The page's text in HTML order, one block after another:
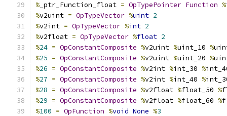
% _ptr_Function_float = OpTypePointer Function %
%v2uint = OpTypeVector %uint 2
%v2int = OpTypeVector %int 2
%v2float = OpTypeVector %float 2
%24 = OpConstantComposite %v2uint %uint_10 %
%25 = OpConstantComposite %v2uint %uint_20 %
%26 = OpConstantComposite %v2int %int_30 %
%27 = OpConstantComposite %v2int %int_40 %
%28 = OpConstantComposite %v2float %float_50 %
%29 = OpConstantComposite %v2float %float_60 %
%100 = OpFunction %void None %3